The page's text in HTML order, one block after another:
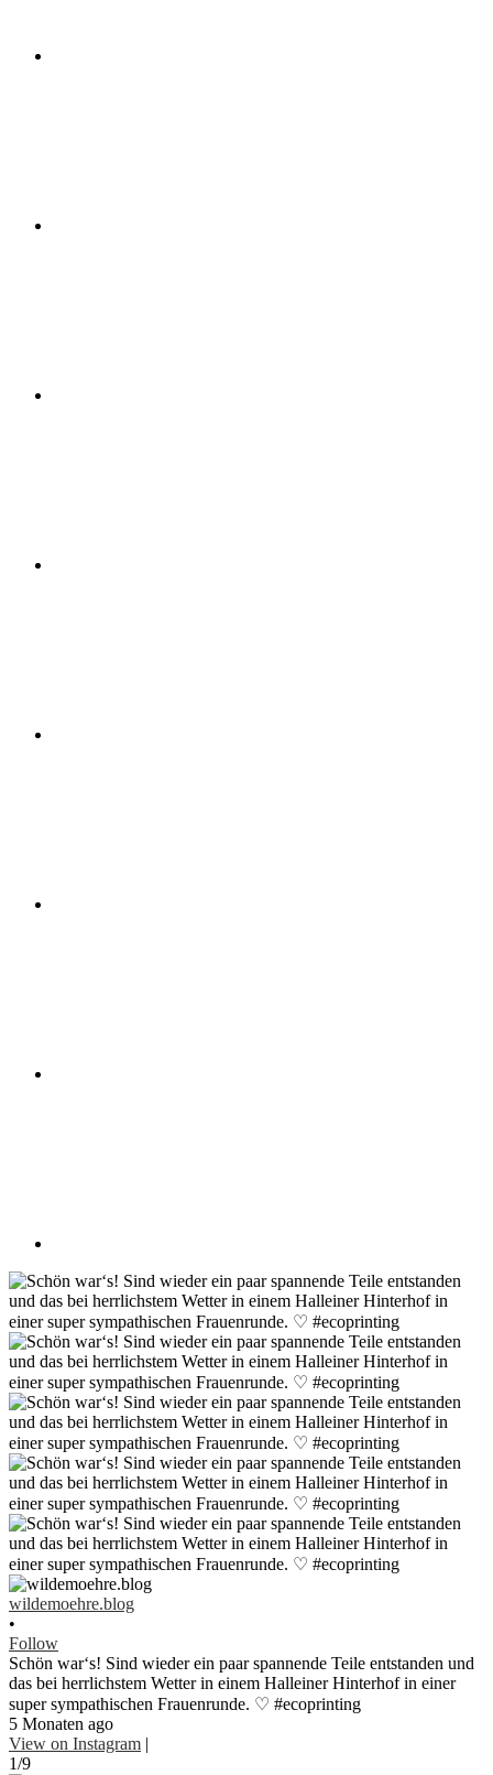
wildemoehre.blog
•
Follow
Schön war‘s! Sind wieder ein paar spannende Teile entstanden und
das bei herrlichstem Wetter in einem Halleiner Hinterhof in einer
super sympathischen Frauenrunde. ♡ #ecoprinting
5 Monaten ago
View on Instagram |
1/9